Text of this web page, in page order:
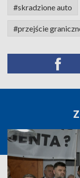
#skradzione auto
#przejście